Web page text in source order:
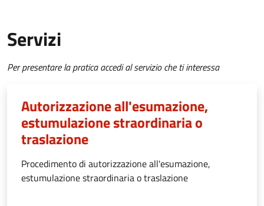
Servizi
Per presentare la pratica accedi al servizio che ti interessa
Autorizzazione all'esumazione,
estumulazione straordinaria o
traslazione
Procedimento di autorizzazione all'esumazione,
estumulazione straordinaria o traslazione